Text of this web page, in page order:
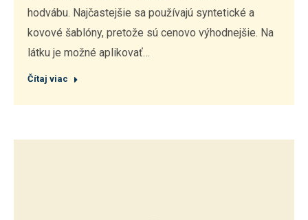
hodvábu. Najčastejšie sa používajú syntetické a
kovové šablóny, pretože sú cenovo výhodnejšie. Na
látku je možné aplikovať…
Čítaj viac